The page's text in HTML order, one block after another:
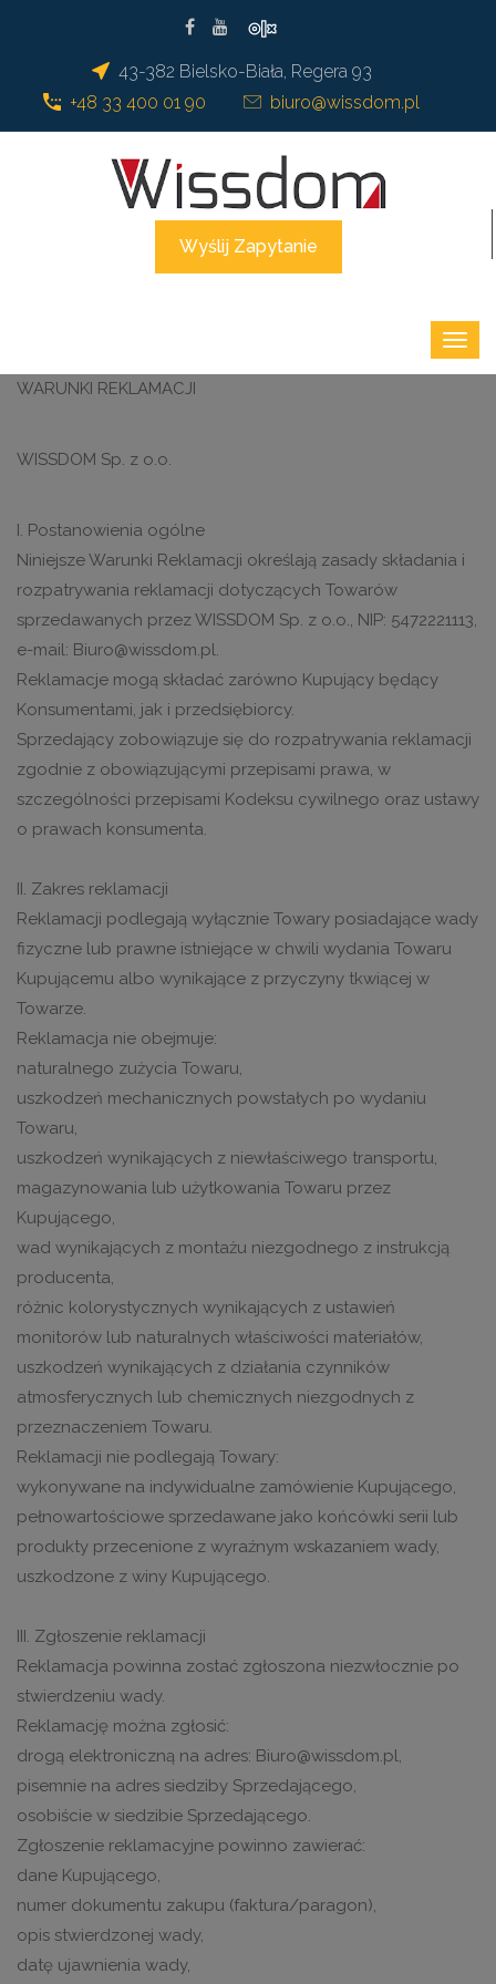
43-382 Bielsko-Biała, Regera 93
+48 33 400 01 90
biuro@wissdom.pl
Wyślij Zapytanie
WARUNKI REKLAMACJI
WISSDOM Sp. z o.o.
I. Postanowienia ogólne
Niniejsze Warunki Reklamacji określają zasady składania i
rozpatrywania reklamacji dotyczących Towarów
sprzedawanych przez WISSDOM Sp. z o.o., NIP: 5472221113,
e-mail: Biuro@wissdom.pl.
Reklamacje mogą składać zarówno Kupujący będący
Konsumentami, jak i przedsiębiorcy.
Sprzedający zobowiązuje się do rozpatrywania reklamacji
zgodnie z obowiązującymi przepisami prawa, w
szczególności przepisami Kodeksu cywilnego oraz ustawy
o prawach konsumenta.
II. Zakres reklamacji
Reklamacji podlegają wyłącznie Towary posiadające wady
fizyczne lub prawne istniejące w chwili wydania Towaru
Kupującemu albo wynikające z przyczyny tkwiącej w
Towarze.
Reklamacja nie obejmuje:
naturalnego zużycia Towaru,
uszkodzeń mechanicznych powstałych po wydaniu
Towaru,
uszkodzeń wynikających z niewłaściwego transportu,
magazynowania lub użytkowania Towaru przez
Kupującego,
wad wynikających z montażu niezgodnego z instrukcją
producenta,
różnic kolorystycznych wynikających z ustawień
monitorów lub naturalnych właściwości materiałów,
uszkodzeń wynikających z działania czynników
atmosferycznych lub chemicznych niezgodnych z
przeznaczeniem Towaru.
Reklamacji nie podlegają Towary:
wykonywane na indywidualne zamówienie Kupującego,
pełnowartościowe sprzedawane jako końcówki serii lub
produkty przecenione z wyraźnym wskazaniem wady,
uszkodzone z winy Kupującego.
III. Zgłoszenie reklamacji
Reklamacja powinna zostać zgłoszona niezwłocznie po
stwierdzeniu wady.
Reklamację można zgłosić:
drogą elektroniczną na adres: Biuro@wissdom.pl,
pisemnie na adres siedziby Sprzedającego,
osobiście w siedzibie Sprzedającego.
Zgłoszenie reklamacyjne powinno zawierać:
dane Kupującego,
numer dokumentu zakupu (faktura/paragon),
opis stwierdzonej wady,
datę ujawnienia wady,